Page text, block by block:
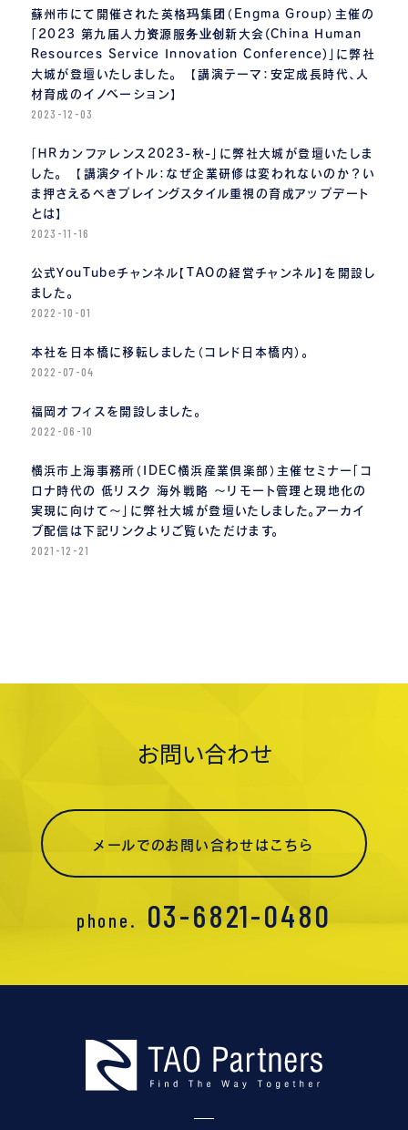
蘇州市にて開催された英格玛集团（Engma Group）主催の
「2023 第九届人力资源服务业创新大会(China Human
Resources Service Innovation Conference)」に弊社
大城が登壇いたしました。 【講演テーマ：安定成長時代、人
材育成のイノベーション】
2023-12-03
「ＨＲカンファレンス2023-秋-」に弊社大城が登壇いたしま
した。 【講演タイトル：なぜ企業研修は変われないのか？い
ま押さえるべきプレイングスタイル重視の育成アップデート
とは】
2023-11-16
公式YouTubeチャンネル【TAOの経営チャンネル】を開設し
ました。
2022-10-01
本社を日本橋に移転しました（コレド日本橋内）。
2022-07-04
福岡オフィスを開設しました。
2022-06-10
横浜市上海事務所（IDEC横浜産業倶楽部）主催セミナー「コ
ロナ時代の 低リスク 海外戦略 〜リモート管理と現地化の
実現に向けて〜」に弊社大城が登壇いたしました。アーカイ
ブ配信は下記リンクよりご覧いただけます。
2021-12-21
お問い合わせ
メールでのお問い合わせはこちら
phone. 03-6821-0480